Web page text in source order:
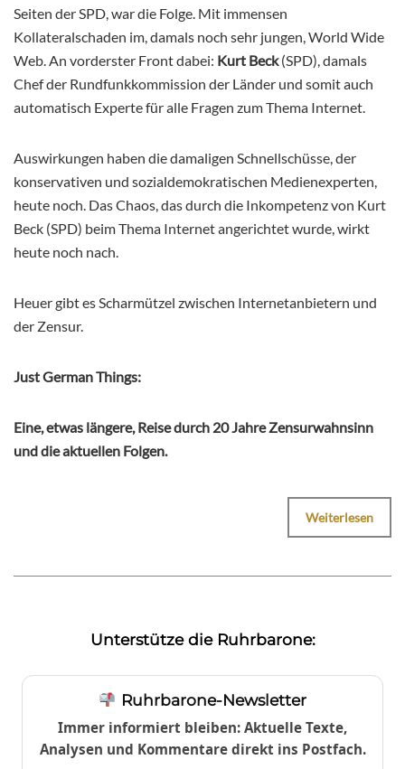
Seiten der SPD, war die Folge. Mit immensen
Kollateralschaden im, damals noch sehr jungen, World Wide
Web. An vorderster Front dabei: Kurt Beck(SPD), damals
Chef der Rundfunkkommission der Länder und somit auch
automatisch Experte für alle Fragen zum Thema Internet.
Auswirkungen haben die damaligen Schnellschüsse, der
konservativen und sozialdemokratischen Medienexperten,
heute noch. Das Chaos, das durch die Inkompetenz von Kurt
Beck (SPD) beim Thema Internet angerichtet wurde, wirkt
heute noch nach.
Heuer gibt es Scharmützel zwischen Internetanbietern und
der Zensur.
Just German Things:
Eine, etwas längere, Reise durch 20 Jahre Zensurwahnsinn
und die aktuellen Folgen.
Weiterlesen
Unterstütze die Ruhrbarone:
Ruhrbarone-Newsletter
Immer informiert bleiben: Aktuelle Texte,
Analysen und Kommentare direkt ins Postfach.